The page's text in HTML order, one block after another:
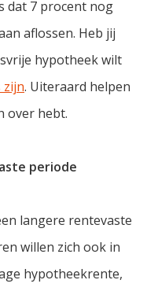
dat 7 procent nog
aflossen. Heb jij
hypotheek wilt
zijn. Uiteraard helpen
over hebt.
periode
langere rentevaste
willen zich ook in
hypotheekrente,